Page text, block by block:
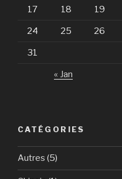
17 18 19
24 25 26
31
« Jan
CATÉGORIES
Autres (5)